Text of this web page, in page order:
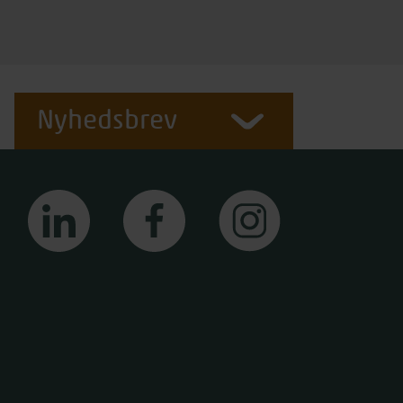
Nyhedsbrev
linkedin facebook